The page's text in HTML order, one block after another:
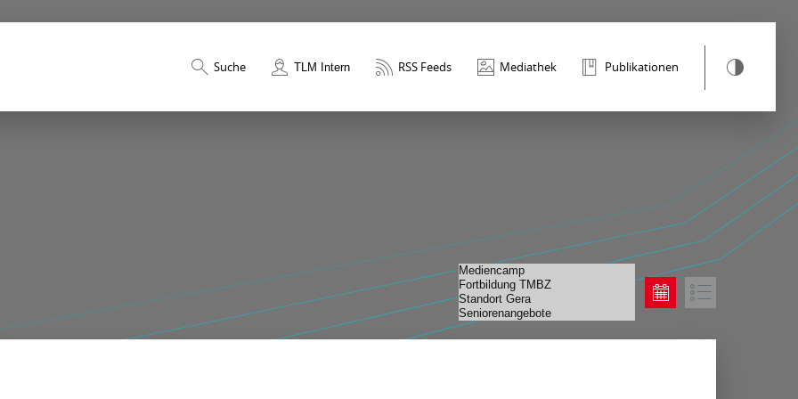
Suche TLM Intern RSS Feeds Mediathek Publikationen